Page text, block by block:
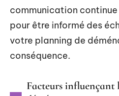
communication
pour être informé des
votre planning de
conséquence.
Facteurs